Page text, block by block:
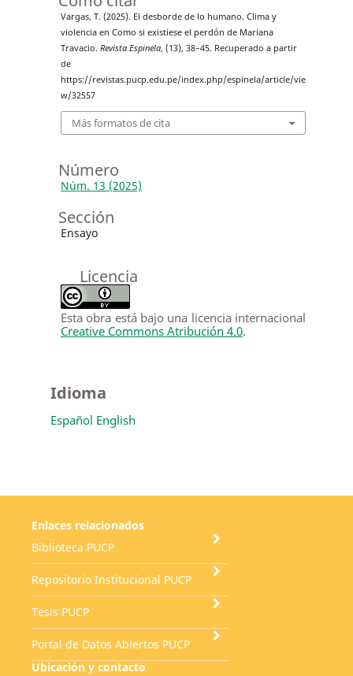
Vargas, T. (2025). El desborde de lo humano. Clima y
violencia en Como si existiese el perdón de Mariana
Travacio. Revista Espinela, (13), 38–45. Recuperado a partir
de
https://revistas.pucp.edu.pe/index.php/espinela/article/vie
w/32557
Más formatos de cita
Número
Núm. 13 (2025)
Sección
Ensayo
Licencia
Esta obra está bajo una licencia internacional
Creative Commons Atribución 4.0.
Idioma
Español English
Enlaces relacionados
Biblioteca PUCP
Repositorio Institucional PUCP
Tesis PUCP
Portal de Datos Abiertos PUCP
Ubicación y contacto